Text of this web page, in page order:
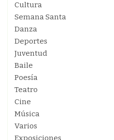
Cultura
Semana Santa
Danza
Deportes
Juventud
Baile
Poesía
Teatro
Cine
Música
Varios
Exposiciones